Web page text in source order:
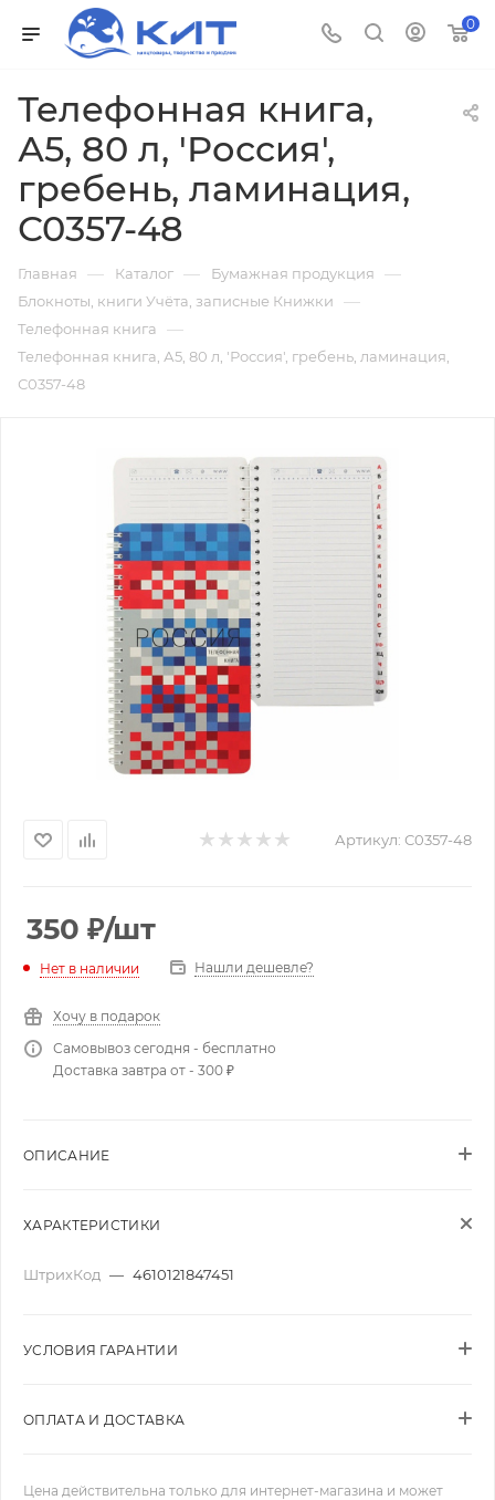
0
Телефонная книга,
А5, 80 л, 'Россия',
гребень, ламинация,
С0357-48
Главная — Каталог — Бумажная продукция —
Блокноты, книги Учёта, записные Книжки —
Телефонная книга —
Телефонная книга, А5, 80 л, 'Россия', гребень, ламинация,
С0357-48
Артикул: С0357-48
350 ₽/шт
Нет в наличии Нашли дешевле?
Хочу в подарок
Самовывоз сегодня - бесплатно
Доставка завтра от - 300 ₽
ОПИСАНИЕ
ХАРАКТЕРИСТИКИ
ШтрихКод — 4610121847451
УСЛОВИЯ ГАРАНТИИ
ОПЛАТА И ДОСТАВКА
Цена действительна только для интернет-магазина и может